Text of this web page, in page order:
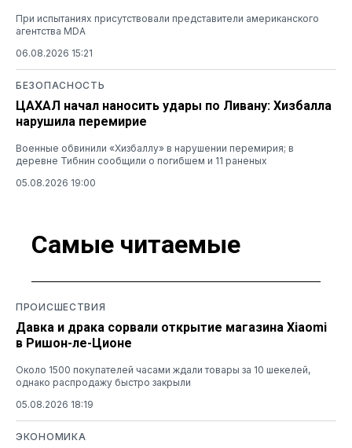
При испытаниях присутствовали представители американского
агентства MDA
06.08.2026 15:21
БЕЗОПАСНОСТЬ
ЦАХАЛ начал наносить удары по Ливану: Хизбалла
нарушила перемирие
Военные обвинили «Хизбаллу» в нарушении перемирия; в
деревне Тибнин сообщили о погибшем и 11 раненых
05.08.2026 19:00
Самые читаемые
ПРОИСШЕСТВИЯ
Давка и драка сорвали открытие магазина Xiaomi
в Ришон-ле-Ционе
Около 1500 покупателей часами ждали товары за 10 шекелей,
однако распродажу быстро закрыли
05.08.2026 18:19
ЭКОНОМИКА